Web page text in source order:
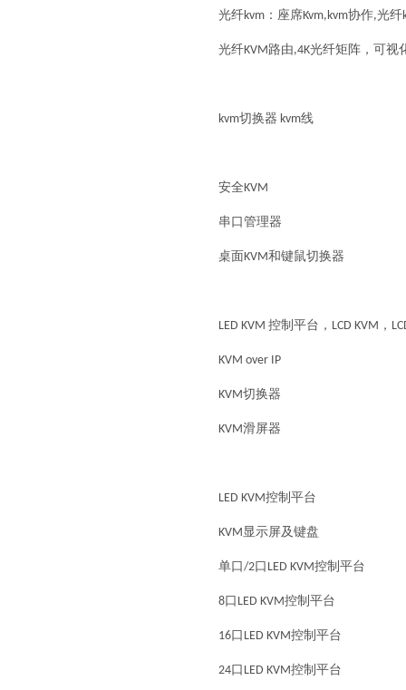
光纤kvm：座席Kvm,kvm协作,光
光纤KVM路由,4K光纤矩阵，可
kvm切换器 kvm线
安全KVM
串口管理器
桌面KVM和键鼠切换器
LED KVM 控制平台，LCD KVM，
KVM over IP
KVM切换器
KVM滑屏器
LED KVM控制平台
KVM显示屏及键盘
单口/2口LED KVM控制平台
8口LED KVM控制平台
16口LED KVM控制平台
24口LED KVM控制平台